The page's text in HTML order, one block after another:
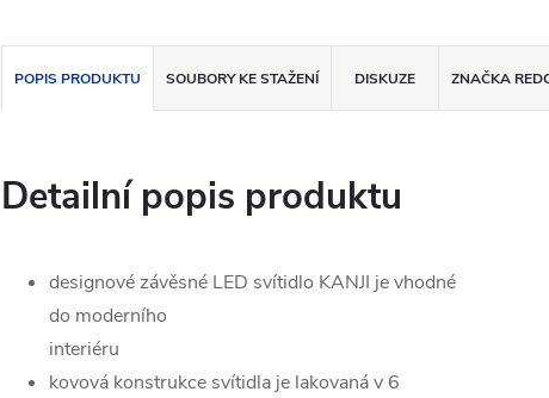
POPIS PRODUKTU SOUBORY KE STAŽENÍ DISKUZE ZNAČKA
Detailní popis produktu
designové závěsné LED svítidlo KANJI je vhodné
do moderního
interiéru
kovová konstrukce svítidla je lakovaná v 6